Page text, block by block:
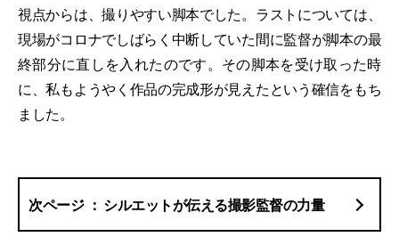
視点からは、撮りやすい脚本でした。ラストについては、
現場がコロナでしばらく中断していた間に監督が脚本の最
終部分に直しを入れたのです。その脚本を受け取った時
に、私もようやく作品の完成形が見えたという確信をもち
ました。
シルエットが伝える撮影監督の力量